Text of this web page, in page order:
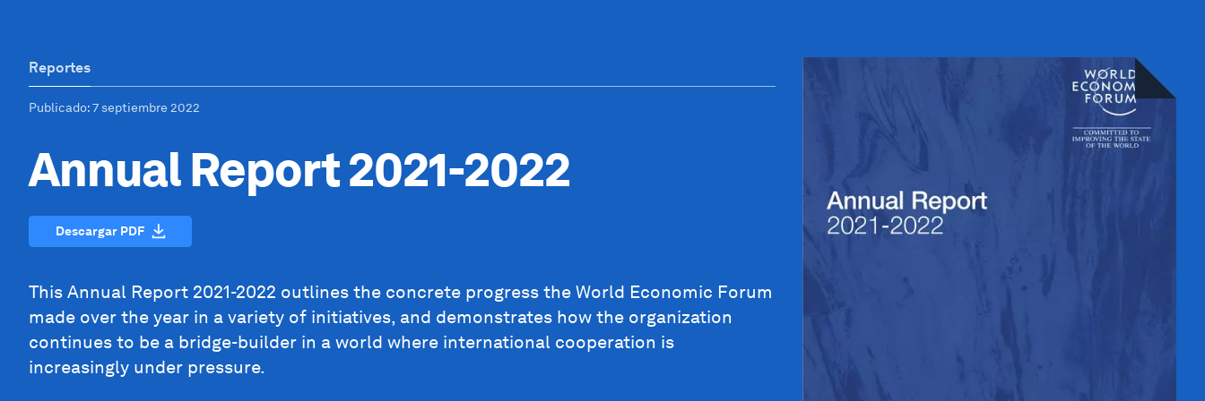
Reportes
Publicado: 7 septiembre 2022
Annual Report 2021-2022
Descargar PDF
This Annual Report 2021-2022 outlines the concrete progress the World Economic Forum
made over the year in a variety of initiatives, and demonstrates how the organization
continues to be a bridge-builder in a world where international cooperation is
increasingly under pressure.